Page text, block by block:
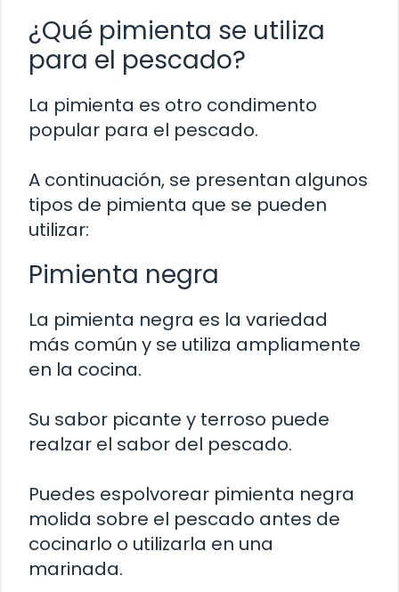
¿Qué pimienta se utiliza
para el pescado?
La pimienta es otro condimento
popular para el pescado.
A continuación, se presentan algunos
tipos de pimienta que se pueden
utilizar:
Pimienta negra
La pimienta negra es la variedad
más común y se utiliza ampliamente
en la cocina.
Su sabor picante y terroso puede
realzar el sabor del pescado.
Puedes espolvorear pimienta negra
molida sobre el pescado antes de
cocinarlo o utilizarla en una
marinada.